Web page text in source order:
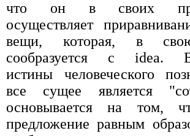
что он в своих
осуществляет
вещи, которая, в
сообразуется с idea.
истины человеческого
все сущее является
основывается на том,
предложение равным